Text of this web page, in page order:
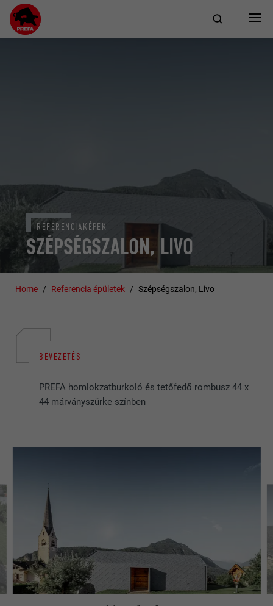
SZÉPSÉGSZALON, LIVO
REFERENCIAKÉPEK
Home Referencia épületek Szépségszalon, Livo
BEVEZETÉS
PREFA homlokzatburkoló és tetőfedő rombusz 44 x
44 márványszürke színben